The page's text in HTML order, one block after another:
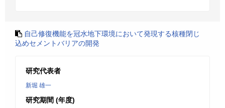
自己修復機能を冠水地下環境において発現する核種閉じ
込めセメントバリアの開発
研究代表者
新堀 雄一
研究期間 (年度)